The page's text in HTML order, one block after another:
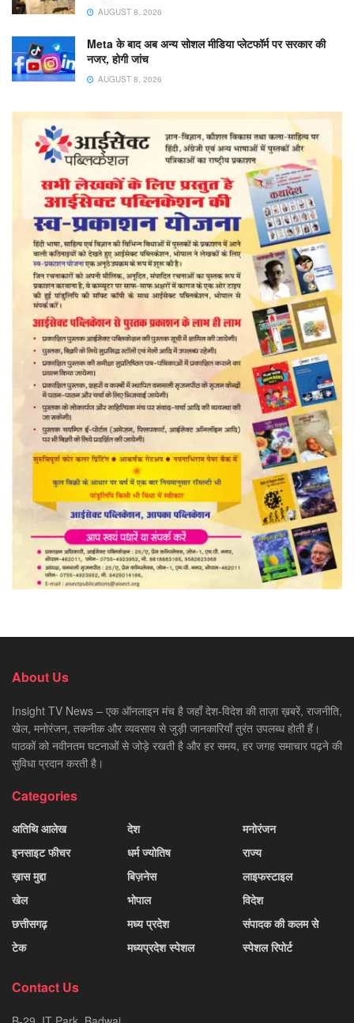
AUGUST 8, 2026
Meta के बाद अब अन्य सोशल मीडिया प्लेटफॉर्म पर सरकार की
नजर, होगी जांच
AUGUST 8, 2026
About Us
Insight TV News – एक ऑनलाइन मंच है जहाँ देश-विदेश की ताज़ा ख़बरें, राजनीति,
खेल, मनोरंजन, तकनीक और व्यवसाय से जुड़ी जानकारियाँ तुरंत उपलब्ध होती हैं।
पाठकों को नवीनतम घटनाओं से जोड़े रखती है और हर समय, हर जगह समाचार पढ़ने की
सुविधा प्रदान करती है।
Categories
अतिथि आलेख
इनसाइट फीचर
ख़ास मुद्दा
खेल
छत्तीसगढ़
टेक
देश
धर्म ज्योतिष
बिज़नेस
भोपाल
मध्य प्रदेश
मध्यप्रदेश स्पेशल
मनोरंजन
राज्य
लाइफस्टाइल
विदेश
संपादक की कलम से
स्पेशल रिपोर्ट
Contact Us